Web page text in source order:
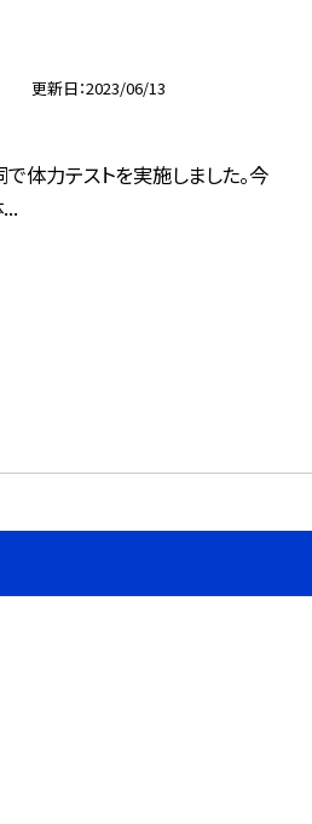
更新日 2023/06/13
で体力テストを実施しました。今